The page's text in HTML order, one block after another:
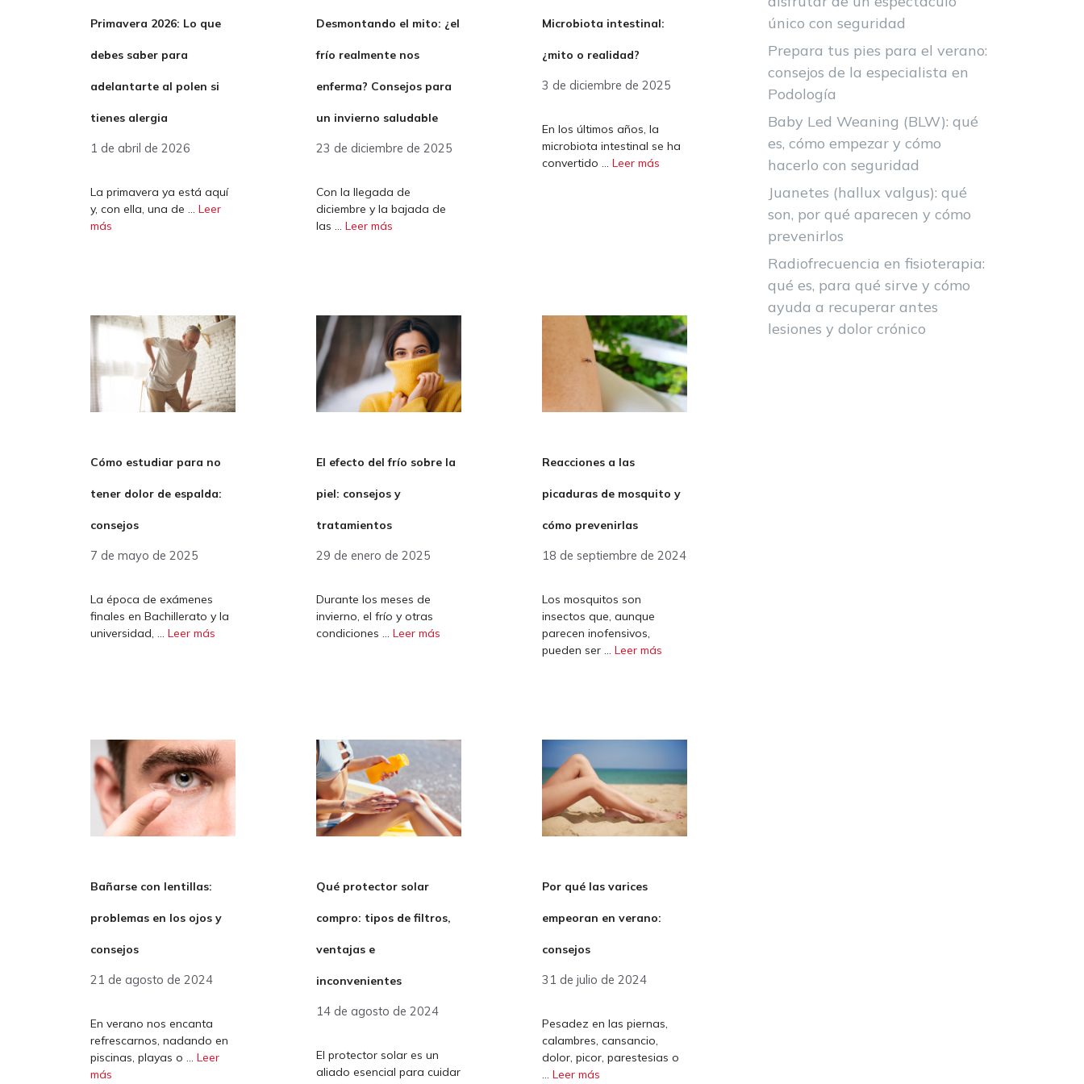
Primavera 2026: Lo que
debes saber para
adelantarte al polen si
tienes alergia
1 de abril de 2026
La primavera ya está aquí
y, con ella, una de … Leer
más
Desmontando el mito: ¿el
frío realmente nos
enferma? Consejos para
un invierno saludable
23 de diciembre de 2025
Con la llegada de
diciembre y la bajada de
las … Leer más
Microbiota intestinal:
¿mito o realidad?
3 de diciembre de 2025
En los últimos años, la
microbiota intestinal se ha
convertido … Leer más
Cómo estudiar para no
tener dolor de espalda:
consejos
7 de mayo de 2025
La época de exámenes
finales en Bachillerato y la
universidad, … Leer más
El efecto del frío sobre la
piel: consejos y
tratamientos
29 de enero de 2025
Durante los meses de
invierno, el frío y otras
condiciones … Leer más
Reacciones a las
picaduras de mosquito y
cómo prevenirlas
18 de septiembre de 2024
Los mosquitos son
insectos que, aunque
parecen inofensivos,
pueden ser … Leer más
Bañarse con lentillas:
problemas en los ojos y
consejos
21 de agosto de 2024
En verano nos encanta
refrescarnos, nadando en
piscinas, playas o … Leer
más
Qué protector solar
compro: tipos de filtros,
ventajas e
inconvenientes
14 de agosto de 2024
El protector solar es un
aliado esencial para cuidar
Por qué las varices
empeoran en verano:
consejos
31 de julio de 2024
Pesadez en las piernas,
calambres, cansancio,
dolor, picor, parestesias o
… Leer más
único con seguridad
Prepara tus pies para el verano:
consejos de la especialista en
Podología
Baby Led Weaning (BLW): qué
es, cómo empezar y cómo
hacerlo con seguridad
Juanetes (hallux valgus): qué
son, por qué aparecen y cómo
prevenirlos
Radiofrecuencia en fisioterapia:
qué es, para qué sirve y cómo
ayuda a recuperar antes
lesiones y dolor crónico